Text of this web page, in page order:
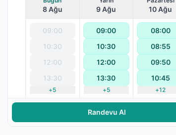
8 Ağu
09:00
10:30
12:00
13:30
+5
9 Ağu
09:00
10:30
12:00
13:30
+5
10 Ağu
08:00
08:55
09:50
10:45
+12
Randevu Al